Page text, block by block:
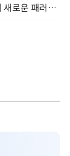
“AI와 함께 일하는 시대 ” - 스마트 워크의 새로운 패러다임 (9/11)